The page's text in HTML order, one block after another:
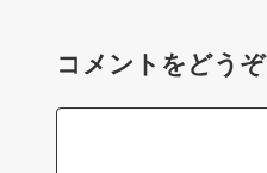
コメントをどうぞ